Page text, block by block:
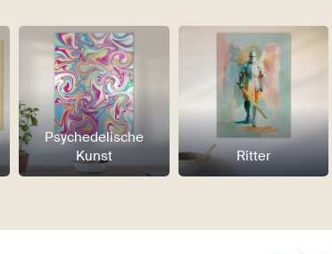
Psychedelische
Kunst
Ritter